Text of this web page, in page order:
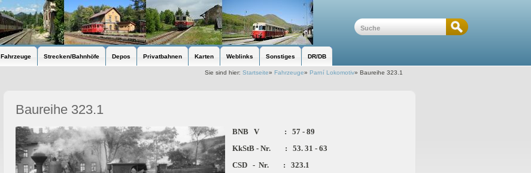
Fahrzeuge Strecken/Bahnhöfe Depos Privatbahnen Karten Weblinks Sonstiges DR/DB
Sie sind hier:Startseite» Fahrzeuge» Parní Lokomotiv»Baureihe 323.1
Baureihe 323.1
BNB V : 57 - 89
KkStB - Nr. : 53. 31 - 63
CSD - Nr. : 323.1